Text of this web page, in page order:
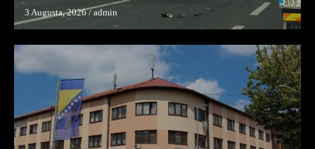
3 Augusta, 2026/admin